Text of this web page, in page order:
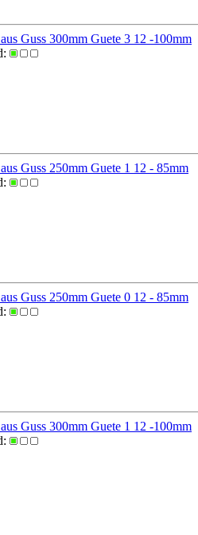
Guss 300mm Guete 3 12 -100mm
Guss 250mm Guete 1 12 - 85mm
Guss 250mm Guete 0 12 - 85mm
Guss 300mm Guete 1 12 -100mm